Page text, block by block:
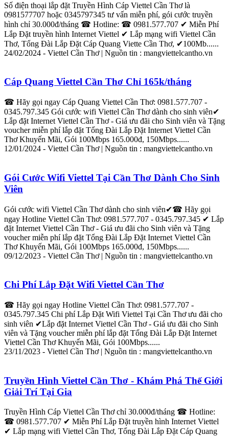
Số điện thoại lắp đặt Truyền Hình Cáp Viettel Cần Thơlà
0981577707 hoặc 0345797345 tư vấn miễn phí, gói cước truyền
hình chỉ 30.000đ/tháng ☎ Hotline: ☎ 0981.577.707 ✔ Miễn Phí
Lắp Đặt truyền hình Internet Viettel ‎✔ Lắp mạng wifi Viettel Cần
Thơ, Tổng Đài Lắp Đặt Cáp Quang Viette Cần Thơ, ✔100Mb......
24/02/2024 - Viettel Cần Thơ| Nguồn tin : mangviettelcantho.vn
Cáp Quang Viettel Cần Thơ Chỉ 165k/tháng
☎ Hãy gọi ngay Cáp Quang Viettel Cần Thơ: 0981.577.707 -
0345.797.345 Gói cước wifi Viettel Cần Thơdành cho sinh viên✔
Lắp đặt Internet Viettel Cần Thơ- Giá ưu đãi cho Sinh viên và Tặng
voucher miễn phílắp đặt Tổng Đài Lắp Đặt Internet Viettel Cần
ThơKhuyến Mãi, Gói 100Mbps 165.000đ, 150Mbps......
12/01/2024 - Viettel Cần Thơ| Nguồn tin : mangviettelcantho.vn
Gói Cước Wifi Viettel Tại Cần Thơ Dành Cho Sinh
Viên
Gói cước wifi Viettel Cần Thơdành cho sinh viên✔☎ Hãy gọi
ngay Hotline Viettel Cần Thơ: 0981.577.707 - 0345.797.345 ‎✔ Lắp
đặt Internet Viettel Cần Thơ- Giá ưu đãi cho Sinh viên và Tặng
voucher miễn phílắp đặt Tổng Đài Lắp Đặt Internet Viettel Cần
ThơKhuyến Mãi, Gói 100Mbps 165.000đ, 150Mbps......
09/12/2023 - Viettel Cần Thơ| Nguồn tin : mangviettelcantho.vn
Chi PhíLắp Đặt Wifi Viettel Cần Thơ
☎ Hãy gọi ngay Hotline Viettel Cần Thơ: 0981.577.707 -
0345.797.345 Chi phíLắp Đặt Wifi Viettel Tại Cần Thơưu đãi cho
sinh viên ✔‎Lắp đặt Internet Viettel Cần Thơ- Giá ưu đãi cho Sinh
viên và Tặng voucher miễn phílắp đặt Tổng Đài Lắp Đặt Internet
Viettel Cần ThơKhuyến Mãi, Gói 100Mbps......
23/11/2023 - Viettel Cần Thơ| Nguồn tin : mangviettelcantho.vn
Truyền Hình Viettel Cần Thơ - Khám Phá Thế Giới
Giải Trí Tại Gia
Truyền Hình Cáp Viettel Cần Thơchỉ 30.000đ/tháng ☎ Hotline:
☎ 0981.577.707 ✔ Miễn PhíLắp Đặt truyền hình Internet Viettel
‎✔ Lắp mạng wifi Viettel Cần Thơ, Tổng Đài Lắp Đặt Cáp Quang